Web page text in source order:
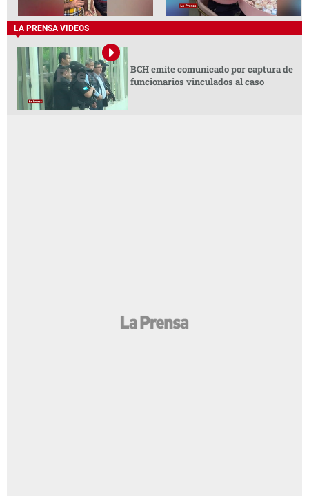
LA PRENSA VIDEOS
BCH emite comunicado por captura de
funcionarios vinculados al caso